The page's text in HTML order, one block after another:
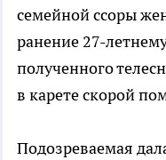
семейной ссоры
ранение 27-
полученного
в карете скорой
Подозреваемая